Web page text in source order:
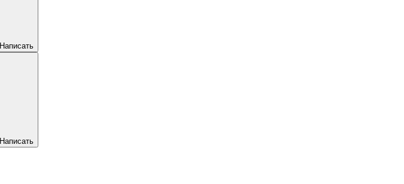
Написать
Написать